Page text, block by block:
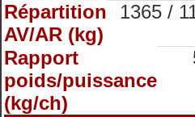
Répartition
AV/AR (kg)
1365 /
Rapport
poids/puissance
(kg/ch)